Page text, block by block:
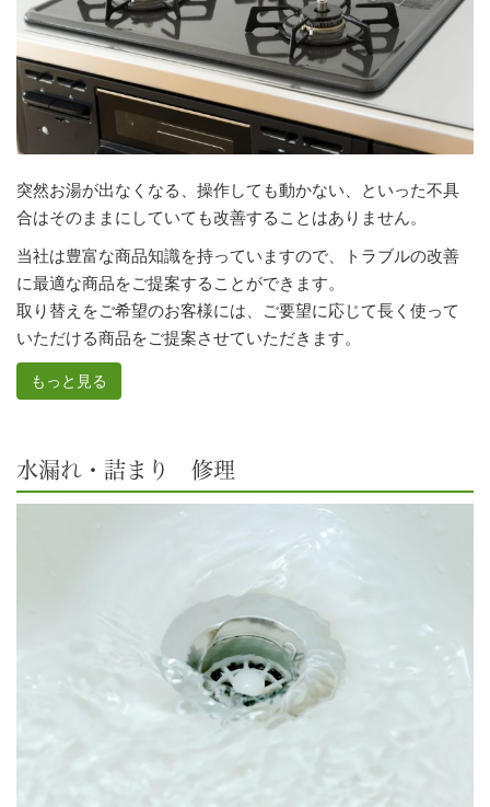
突然お湯が出なくなる、操作しても動かない、といった不具
合はそのままにしていても改善することはありません。
当社は豊富な商品知識を持っていますので、トラブルの改善
に最適な商品をご提案することができます。
取り替えをご希望のお客様には、ご要望に応じて長く使って
いただける商品をご提案させていただきます。
もっと見る
水漏れ・詰まり 修理